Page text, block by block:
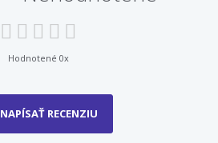
Hodnotené 0x
NAPÍSAŤ RECENZIU